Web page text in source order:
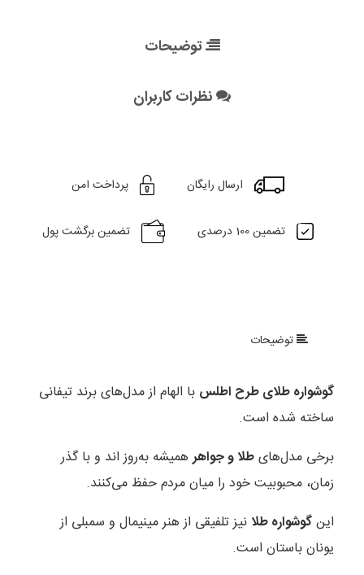
توضیحات
نظرات کاربران
ارسال رایگان پرداخت امن
تضمین 100 درصدی تضمین برگشت پول
توضیحات
گوشواره طلای طرح اطلس با الهام از مدل‌های برند تیفانی
ساخته شده است.
برخی مدل‌هایطلا و جواهرهمیشه به‌روز اند و با گذر
زمان، محبوبیت خود را میان مردم حفظ می‌کنند.
اینگوشواره طلا نیز‌ تلفیقی از هنر مینیمال و سمبلی از
یونان باستان است.